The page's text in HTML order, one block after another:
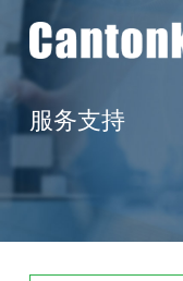
服务支持